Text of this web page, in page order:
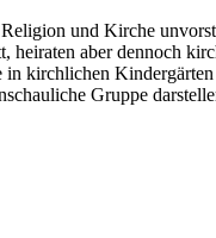
und Kirche
heiraten aber dennoch
kirchlichen
Gruppe